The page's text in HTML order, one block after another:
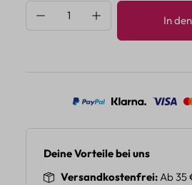
Produkt Anzahl: Gib
In
Deine Vorteile bei uns
Versandkostenfrei Ab 35